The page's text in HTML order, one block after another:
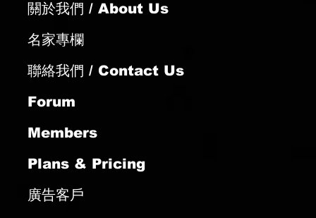
關於我們 / About Us
名家專欄
聯絡我們 / Contact Us
Forum
Members
Plans & Pricing
廣告客戶